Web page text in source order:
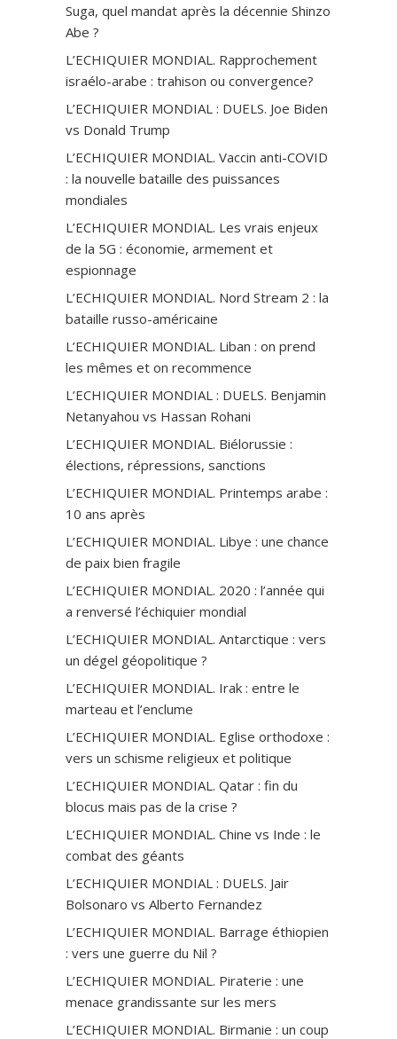
Suga, quel mandat après la décennie Shinzo
Abe ?
L’ECHIQUIER MONDIAL. Rapprochement
israélo-arabe : trahison ou convergence?
L’ECHIQUIER MONDIAL : DUELS. Joe Biden
vs Donald Trump
L’ECHIQUIER MONDIAL. Vaccin anti-СOVID
: la nouvelle bataille des puissances
mondiales
L’ECHIQUIER MONDIAL. Les vrais enjeux
de la 5G : économie, armement et
espionnage
L’ECHIQUIER MONDIAL. Nord Stream 2 : la
bataille russo-américaine
L’ECHIQUIER MONDIAL. Liban : on prend
les mêmes et on recommence
L’ECHIQUIER MONDIAL : DUELS. Benjamin
Netanyahou vs Hassan Rohani
L’ECHIQUIER MONDIAL. Biélorussie :
élections, répressions, sanctions
L’ECHIQUIER MONDIAL. Printemps arabe :
10 ans après
L’ECHIQUIER MONDIAL. Libye : une chance
de paix bien fragile
L’ECHIQUIER MONDIAL. 2020 : l’année qui
a renversé l’échiquier mondial
L’ECHIQUIER MONDIAL. Antarctique : vers
un dégel géopolitique ?
L’ECHIQUIER MONDIAL. Irak : entre le
marteau et l’enclume
L’ECHIQUIER MONDIAL. Eglise orthodoxe :
vers un schisme religieux et politique
L’ECHIQUIER MONDIAL. Qatar : fin du
blocus mais pas de la crise ?
L’ECHIQUIER MONDIAL. Chine vs Inde : le
combat des géants
L’ECHIQUIER MONDIAL : DUELS. Jair
Bolsonaro vs Alberto Fernandez
L’ECHIQUIER MONDIAL. Barrage éthiopien
: vers une guerre du Nil ?
L’ECHIQUIER MONDIAL. Piraterie : une
menace grandissante sur les mers
L’ECHIQUIER MONDIAL. Birmanie : un coup